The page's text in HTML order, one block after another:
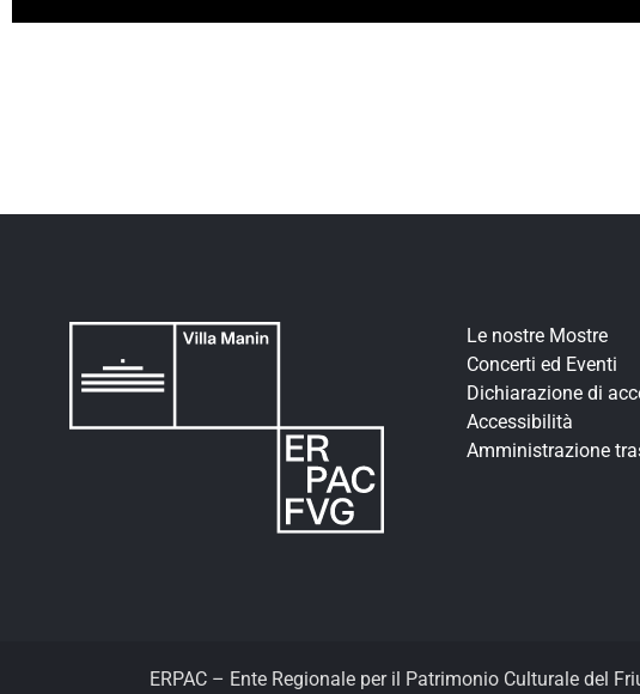
Le nostre Mostre
Concerti ed Eventi
Dichiarazione di
Accessibilità
Amministrazione
ERPAC – Ente Regionale per il Patrimonio Culturale del